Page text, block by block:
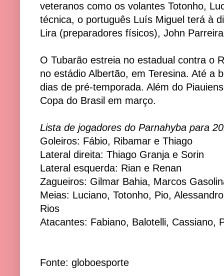
veteranos como os volantes Totonho,
técnica, o português Luís Miguel terá à
Lira (preparadores físicos), John
O Tubarão estreia no estadual contra o
no estádio Albertão, em Teresina. Até a
dias de pré-temporada. Além do
Copa do Brasil em março.
Lista de jogadores do Parnahyba para
Goleiros: Fábio, Ribamar e Thiago
Lateral direita: Thiago Granja e Sorin
Lateral esquerda: Rian e Renan
Zagueiros: Gilmar Bahia, Marcos
Meias: Luciano, Totonho, Pio,
Rios
Atacantes: Fabiano, Balotelli, Cassiano,
Fonte: globoesporte